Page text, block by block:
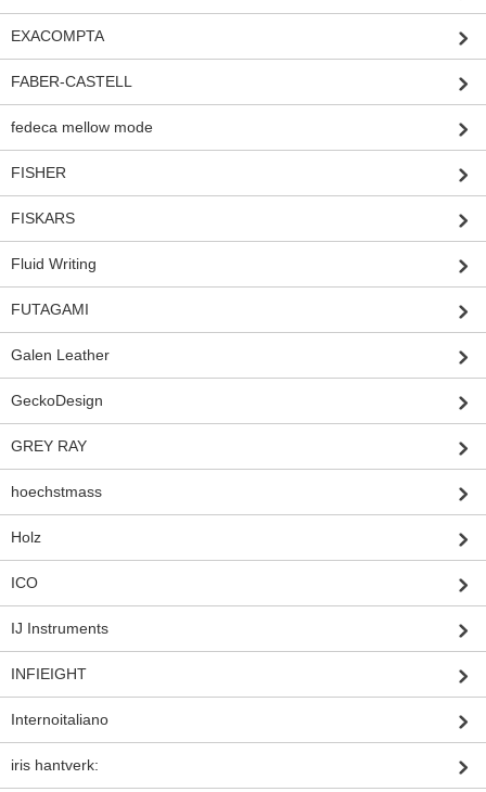
EXACOMPTA
FABER-CASTELL
fedeca mellow mode
FISHER
FISKARS
Fluid Writing
FUTAGAMI
Galen Leather
GeckoDesign
GREY RAY
hoechstmass
Holz
ICO
IJ Instruments
INFIEIGHT
Internoitaliano
iris hantverk: